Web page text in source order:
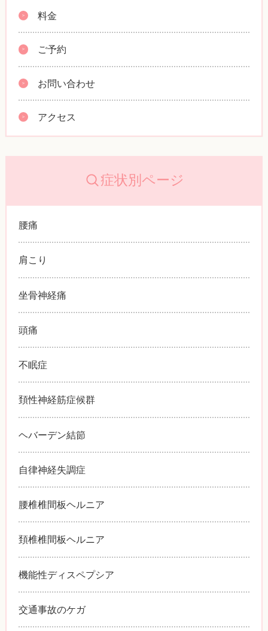
料金
ご予約
お問い合わせ
アクセス
症状別ページ
腰痛
肩こり
坐骨神経痛
頭痛
不眠症
頚性神経筋症候群
ヘバーデン結節
自律神経失調症
腰椎椎間板ヘルニア
頚椎椎間板ヘルニア
機能性ディスペプシア
交通事故のケガ